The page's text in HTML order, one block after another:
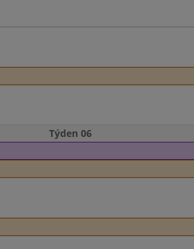
Týden 06